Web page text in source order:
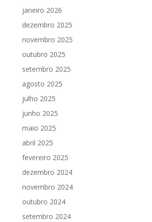
janeiro 2026
dezembro 2025
novembro 2025
outubro 2025
setembro 2025
agosto 2025
julho 2025
junho 2025
maio 2025
abril 2025
fevereiro 2025
dezembro 2024
novembro 2024
outubro 2024
setembro 2024